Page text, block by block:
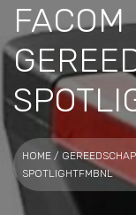
FACOM
HOME /
SPOTLIGHTFMBNL